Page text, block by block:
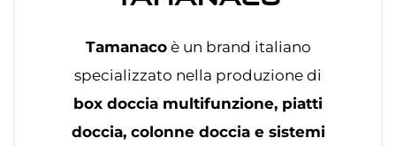
Tamanacoè un brand italiano
specializzato nella produzione di
box doccia multifunzione, piatti
doccia, colonne doccia e sistemi